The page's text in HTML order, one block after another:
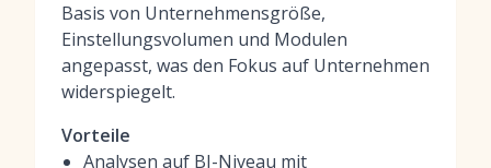
Basis von Unternehmensgröße,
Einstellungsvolumen und Modulen
angepasst, was den Fokus auf Unternehmen
widerspiegelt.
Vorteile
Analysen auf BI-Niveau mit